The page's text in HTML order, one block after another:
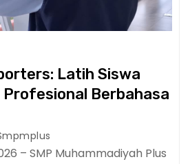
Latih Siswa
Berbahasa
– SMP Muhammadiyah Plus